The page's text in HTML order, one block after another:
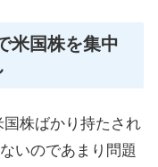
米国株を集中
株ばかり持たされ
いのであまり問題